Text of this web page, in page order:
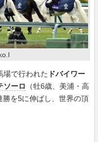
で行われた ドバイワー
ソーロ
（牡6歳、美浦・高
を5に伸ばし、世界の頂